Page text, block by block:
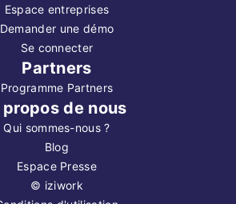
Espace entreprises
Demander une démo
Se connecter
Partners
Programme Partners
propos de nous
Qui sommes-nous ?
Blog
Espace Presse
© iziwork